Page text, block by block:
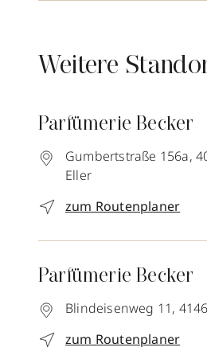
Weitere
Parfümerie Becker
Gumbertstraße 156a,
Eller
zum Routenplaner
Parfümerie Becker
Blindeisenweg 11,
zum Routenplaner